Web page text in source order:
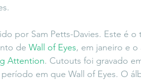
por Sam Petts-Davies. Este é o
de Wall of Eyes, em janeiro e o
Attention. Cutouts foi gravado
em que Wall of Eyes. O